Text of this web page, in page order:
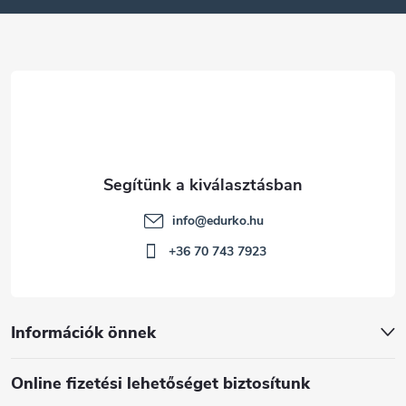
é
Információk önnek
Online fizetési lehetőséget biztosítunk
info@edurko.hu
+36 70 743 7923